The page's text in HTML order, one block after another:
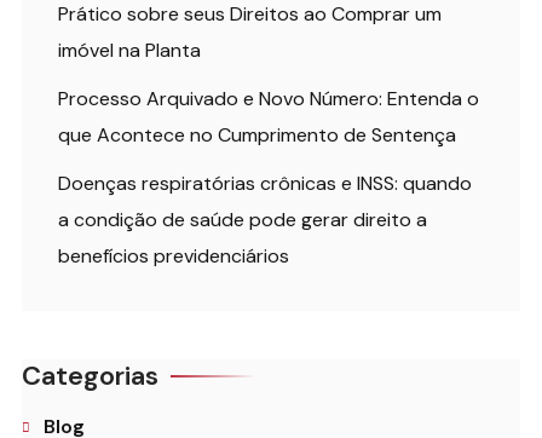
Prático sobre seus Direitos ao Comprar um
imóvel na Planta
Processo Arquivado e Novo Número: Entenda o
que Acontece no Cumprimento de Sentença
Doenças respiratórias crônicas e INSS: quando
a condição de saúde pode gerar direito a
benefícios previdenciários
Categorias
Blog